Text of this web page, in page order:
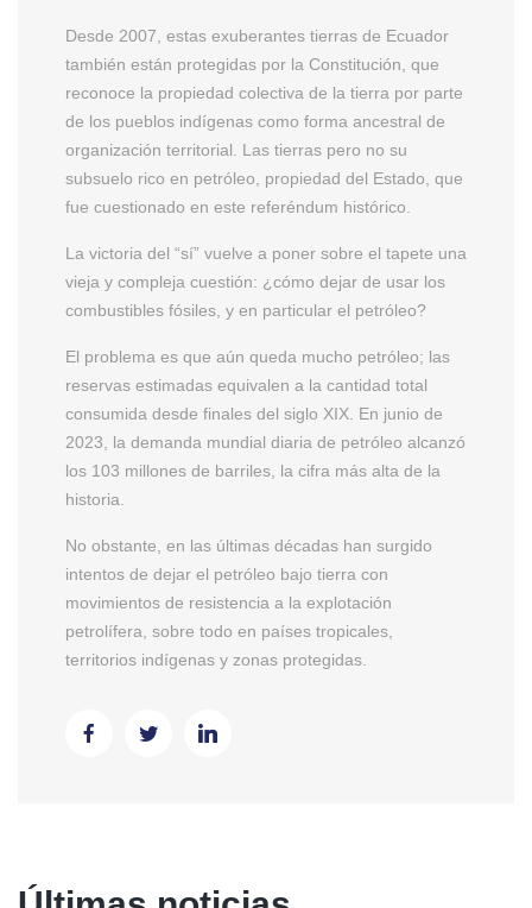
Desde 2007, estas exuberantes tierras de Ecuador
también están protegidas por la Constitución, que
reconoce la propiedad colectiva de la tierra por parte
de los pueblos indígenas como forma ancestral de
organización territorial. Las tierras pero no su
subsuelo rico en petróleo, propiedad del Estado, que
fue cuestionado en este referéndum histórico.
La victoria del “sí” vuelve a poner sobre el tapete una
vieja y compleja cuestión: ¿cómo dejar de usar los
combustibles fósiles, y en particular el petróleo?
El problema es que aún queda mucho petróleo; las
reservas estimadas equivalen a la cantidad total
consumida desde finales del siglo XIX. En junio de
2023, la demanda mundial diaria de petróleo alcanzó
los 103 millones de barriles, la cifra más alta de la
historia.
No obstante, en las últimas décadas han surgido
intentos de dejar el petróleo bajo tierra con
movimientos de resistencia a la explotación
petrolífera, sobre todo en países tropicales,
territorios indígenas y zonas protegidas.